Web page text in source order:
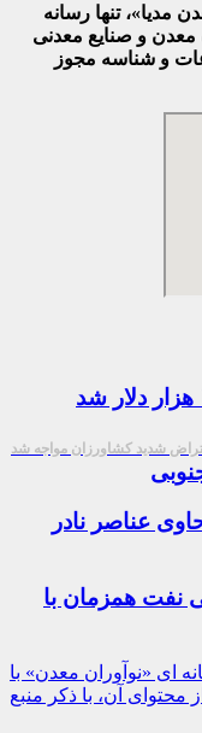
مدیا»، تنها رسانه
معدن و صنایع معدنی‌
و شناسه مجوز
شدید کشاورزان مواجه شد
عناصر نادر
جهانی نفت همزمان با
ای «نوآوران معدن» با
محتوای آن، با ذکر منبع